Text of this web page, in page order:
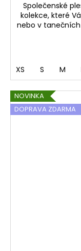
Společenské
kolekce, které
nebo v
XS S M
NOVINKA
DOPRAVA ZDARMA